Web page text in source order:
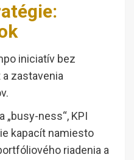
iniciatív bez
zastavenia
„busy-ness“, KPI
kapacít namiesto
riadenia a